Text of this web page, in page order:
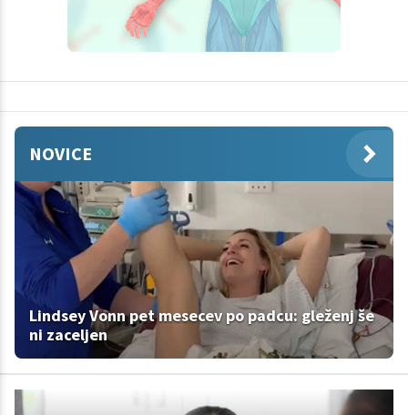
NOVICE
Lindsey Vonn pet mesecev po padcu: gleženj še
ni zaceljen